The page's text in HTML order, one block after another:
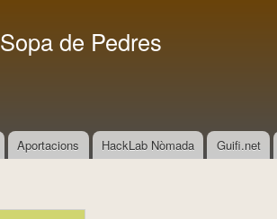
Sopa de Pedres
Aportacions HackLab Nòmada Guifi.net